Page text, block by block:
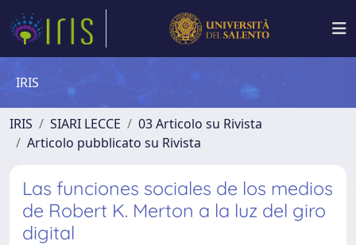
IRIS
IRIS SIARI LECCE
03 Articolo su Rivista
Articolo pubblicato su Rivista
Las funciones sociales de los medios
de Robert K. Merton a la luz del giro
digital